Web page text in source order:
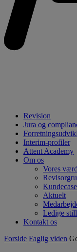
Revision
Jura og
Interim-profiler
Attent Academy
Om os
Vores
Aktuelt
Ledige
Kontakt os
Forside Faglig viden